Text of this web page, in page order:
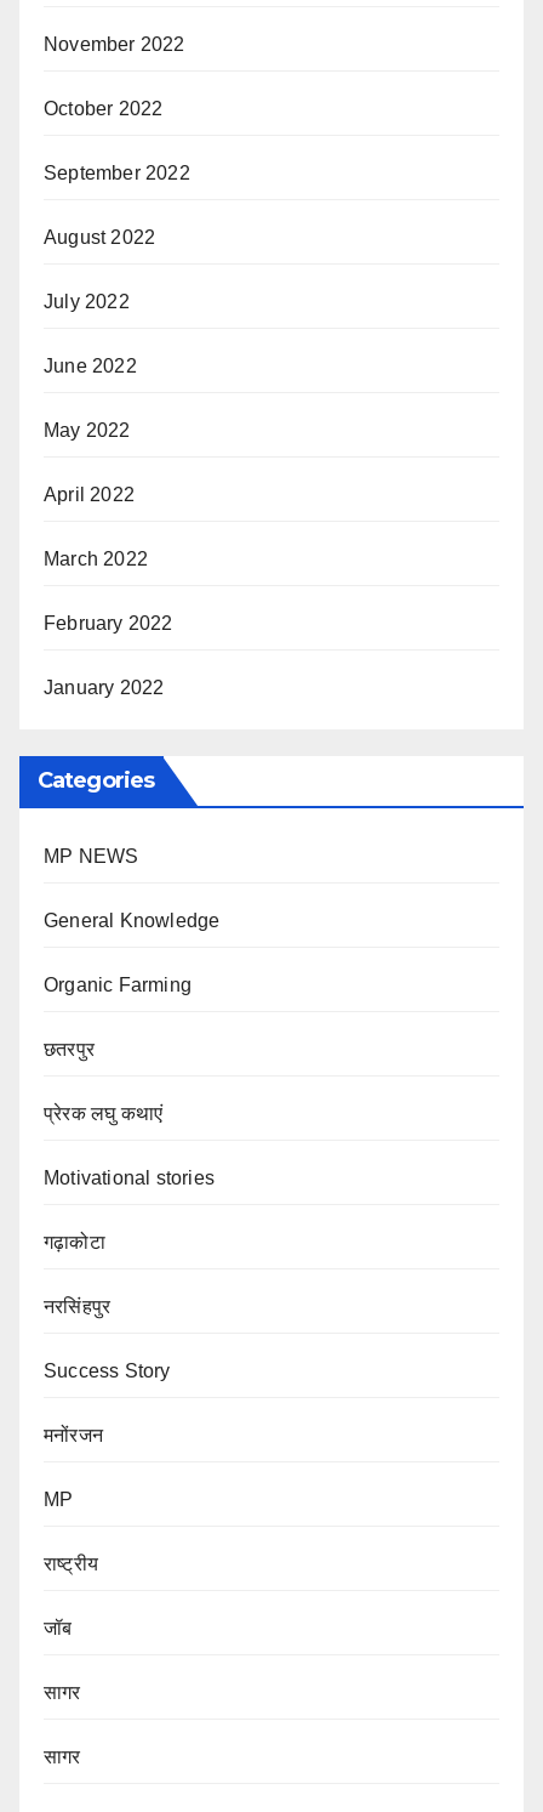
November 2022
October 2022
September 2022
August 2022
July 2022
June 2022
May 2022
April 2022
March 2022
February 2022
January 2022
Categories
MP NEWS
General Knowledge
Organic Farming
छतरपुर
प्रेरक लघु कथाएं
Motivational stories
गढ़ाकोटा
नरसिंहपुर
Success Story
मनोंरजन
MP
राष्ट्रीय
जॉब
सागर
सागर